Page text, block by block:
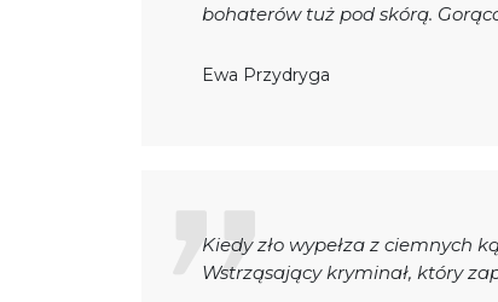
bohaterów tuż pod skórą.
Ewa Przydryga
Kiedy zło wypełza z ciemnych
Wstrząsający kryminał, który